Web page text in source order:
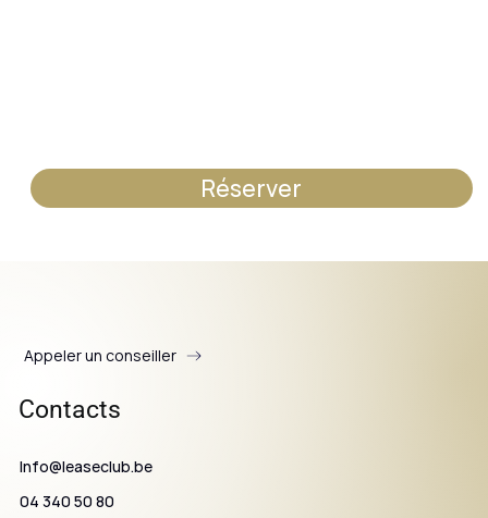
Réserver
Appeler un conseiller
Contacts
Info@leaseclub.be
04 340 50 80